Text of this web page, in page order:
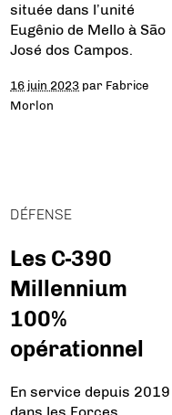
située dans l’unité
Eugênio de Mello à São
José dos Campos.
16 juin 2023 par Fabrice
Morlon
DÉFENSE
Les C-390
Millennium
100%
opérationnel
En service depuis 2019